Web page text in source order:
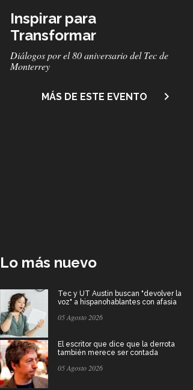
Inspirar para
Transformar
Subtítulo
Diálogos por el 80 aniversario del Tec de
Monterrey
MÁS DE ESTE EVENTO navigate_next
Lo más nuevo
Tec y UT Austin buscan "devolver la
voz" a hispanohablantes con afasia
05 Agosto 2026
El escritor que dice que la derrota
también merece ser contada
05 Agosto 2026